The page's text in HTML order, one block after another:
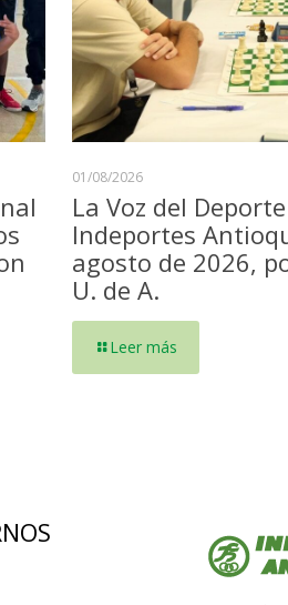
01/08/2026
La Voz del
Indeportes
agosto de 2026,
U. de A.
Leer más